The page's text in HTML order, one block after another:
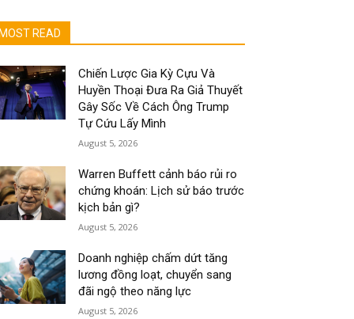
MOST READ
Chiến Lược Gia Kỳ Cựu Và
Huyền Thoại Đưa Ra Giả Thuyết
Gây Sốc Về Cách Ông Trump
Tự Cứu Lấy Mình
August 5, 2026
Warren Buffett cảnh báo rủi ro
chứng khoán: Lịch sử báo trước
kịch bản gì?
August 5, 2026
Doanh nghiệp chấm dứt tăng
lương đồng loạt, chuyển sang
đãi ngộ theo năng lực
August 5, 2026